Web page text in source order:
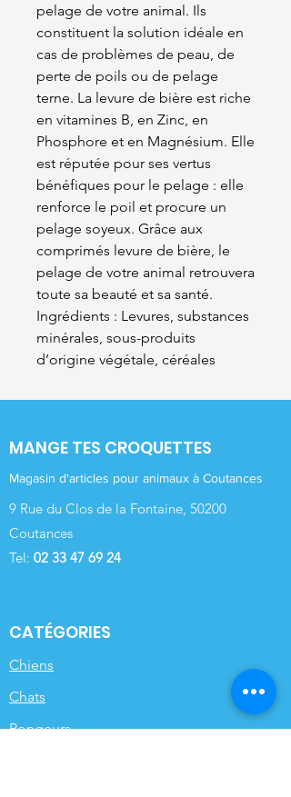
pelage de votre animal. Ils
constituent la solution idéale en
cas de problèmes de peau, de
perte de poils ou de pelage
terne. La levure de bière est riche
en vitamines B, en Zinc, en
Phosphore et en Magnésium. Elle
est réputée pour ses vertus
bénéfiques pour le pelage : elle
renforce le poil et procure un
pelage soyeux. Grâce aux
comprimés levure de bière, le
pelage de votre animal retrouvera
toute sa beauté et sa santé.
Ingrédients : Levures, substances
minérales, sous-produits
d’origine végétale, céréales
MANGE TES CROQUETTES
Magasin d'articles pour animaux à Coutances
9 Rue du Clos de la Fontaine, 50200
Coutances
Tel: 02 33 47 69 24
CATÉGORIES
Chiens
Chats
Rongeurs